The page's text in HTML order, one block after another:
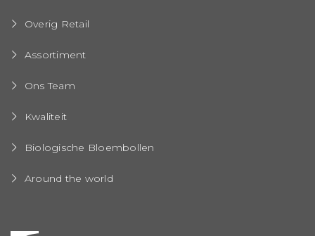
Overig Retail
Assortiment
Ons Team
Kwaliteit
Biologische Bloembollen
Around the world